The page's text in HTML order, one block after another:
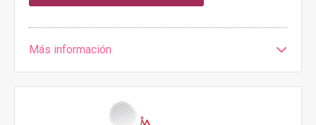
Más información